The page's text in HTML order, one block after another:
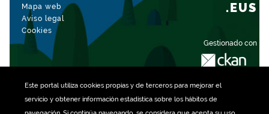
Este portal utiliza cookiespropias y de terceros para mejorar el
servicio y obtener información estadística sobre los hábitos de
Mapa web
Aviso legal
Cookies
Gestionado con
.EUS